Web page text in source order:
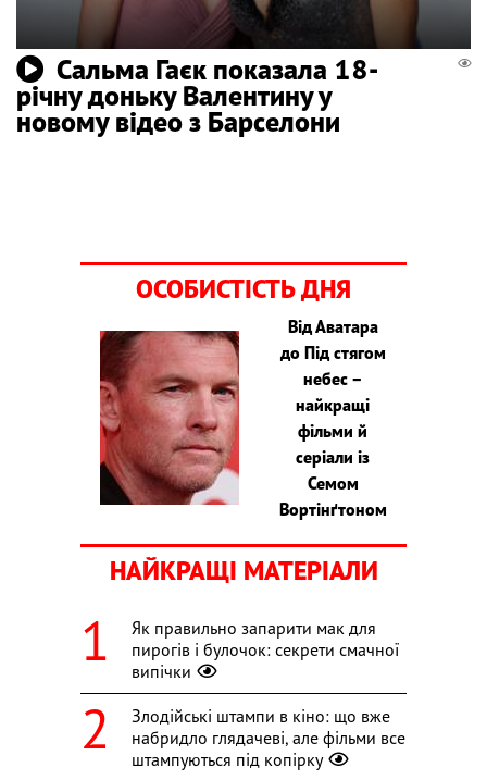
Сальма Гаєк показала 18-
річну доньку Валентину у
новому відео з Барселони
ОСОБИСТІСТЬ ДНЯ
Від Аватара
до Під стягом
небес –
найкращі
фільми й
серіали із
Семом
Вортінґтоном
НАЙКРАЩІ МАТЕРІАЛИ
Як правильно запарити мак для
пирогів і булочок: секрети смачної
випічки
Злодійські штампи в кіно: що вже
набридло глядачеві, але фільми все
штампуються під копірку